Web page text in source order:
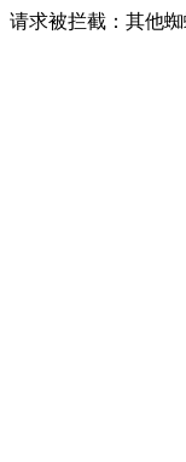
请求被拦截：其他蜘